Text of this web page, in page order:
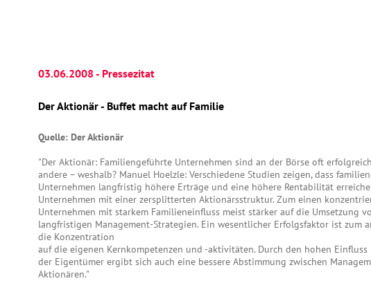
03.06.2008 - Pressezitat
Der Aktionär - Buffet macht auf Familie
Quelle: Der Aktionär
"Der Aktionär: Familiengeführte Unternehmen sind an der Börse oft
andere – weshalb? Manuel Hoelzle: Verschiedene Studien zeigen, dass
Unternehmen langfristig höhere Erträge und eine höhere Rentabilität
Unternehmen mit einer zersplitterten Aktionärsstruktur. Zum einen
Unternehmen mit starkem Familieneinfluss meist stärker auf die Umsetzung
langfristigen Management-Strategien. Ein wesentlicher Erfolgsfaktor ist zum
die Konzentration
auf die eigenen Kernkompetenzen und -aktivitäten. Durch den hohen Einfluss
der Eigentümer ergibt sich auch eine bessere Abstimmung zwischen
Aktionären."